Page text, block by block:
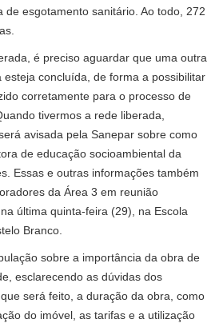
de esgotamento sanitário. Ao todo, 272
é preciso aguardar que uma outra
concluída, de forma a possibilitar
corretamente para o processo de
tivermos a rede liberada,
avisada pela Sanepar sobre como
de educação socioambiental da
Essas e outras informações também
da Área 3 em reunião
última quinta-feira (29), na Escola
Branco.
sobre a importância da obra de
esclarecendo as dúvidas dos
será feito, a duração da obra, como
do imóvel, as tarifas e a utilização